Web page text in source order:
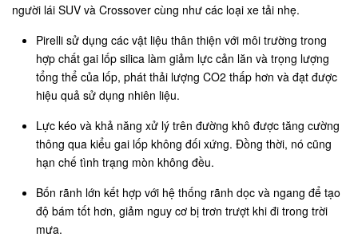
người lái SUV và Crossover cùng như các loại xe tải nhẹ.
Pirelli sử dụng các vật liệu thân thiện với môi trường trong
hợp chất gai lốp silica làm giảm lực cản lăn và trọng lượng
tổng thể của lốp, phát thải lượng CO2 thấp hơn và đạt được
hiệu quả sử dụng nhiên liệu.
Lực kéo và khả năng xử lý trên đường khô được tăng cường
thông qua kiểu gai lốp không đối xứng. Đồng thời, nó cũng
hạn chế tình trạng mòn không đều.
Bốn rãnh lớn kết hợp với hệ thống rãnh dọc và ngang để tạo
độ bám tốt hơn, giảm nguy cơ bị trơn trượt khi đi trong trời
mưa.